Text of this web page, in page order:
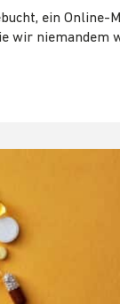
ein Online-
wir niemandem